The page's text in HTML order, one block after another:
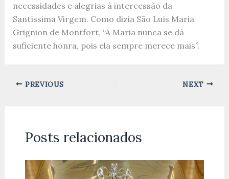
necessidades e alegrias à intercessão da
Santíssima Virgem. Como dizia São Luís Maria
Grignion de Montfort, “A Maria nunca se dá
suficiente honra, pois ela sempre merece mais”.
PREVIOUS NEXT
Posts relacionados